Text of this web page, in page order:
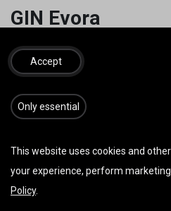
GIN Evora
Der Evora nimmt dich mit an die
Schirm für ein wohliges Gefühl,
Luftmassen einmal von ihrer
3.108,00€
Accept
​​​Only essential
This website uses cookies and
your experience, perform
Policy.